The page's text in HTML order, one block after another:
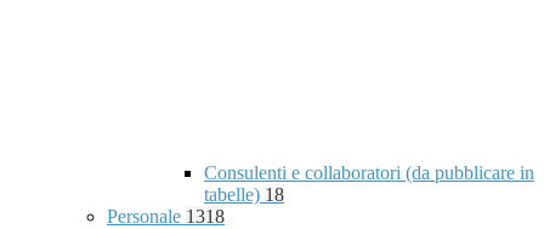
Consulenti e collaboratori (da pubblicare in
tabelle) 18
Personale 1318